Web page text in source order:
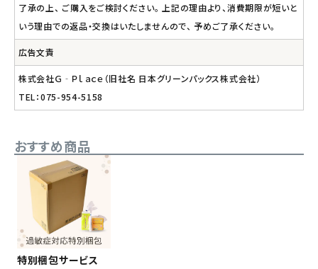
了承の上、 ご購入をご検討ください。 上記の理由より、消費期限が短いと
いう理由での返品・交換はいたしませんので、 予めご了承ください。
広告文責
株式会社Ｇ‐Ｐｌａｃｅ（旧社名 日本グリーンパックス株式会社）
TEL：075-954-5158
おすすめ商品
特別梱包サービス